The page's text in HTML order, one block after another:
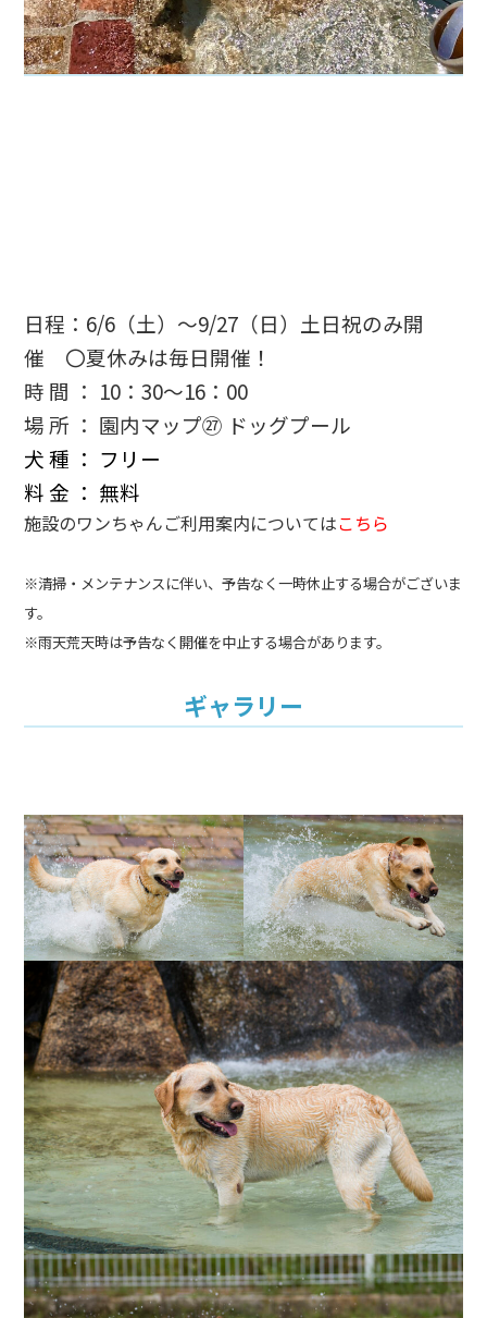
日程：6/6（土）～9/27（日）土日祝のみ開
催 〇夏休みは毎日開催！
時 間 ： 10：30～16：00
場 所 ： 園内マップ㉗ ドッグプール
犬 種 ： フリー
料 金 ： 無料
施設のワンちゃんご利用案内についてはこちら
※清掃・メンテナンスに伴い、予告なく一時休止する場合がございま
す。
※雨天荒天時は予告なく開催を中止する場合があります。
ギャラリー